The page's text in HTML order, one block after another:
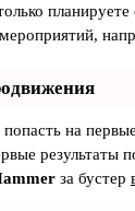
на
результаты
за бустер